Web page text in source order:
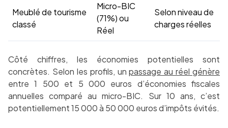
Meublé de tourisme
classé
Micro-BIC
(71%) ou
Réel
Selon niveau de
charges réelles
Côté chiffres, les économies potentielles sont
concrètes. Selon les profils, unpassage au réel génère
entre 1 500 et 5 000 euros d’économies fiscales
annuelles comparé au micro-BIC. Sur 10 ans, c’est
potentiellement 15 000 à 50 000 euros d’impôts évités.